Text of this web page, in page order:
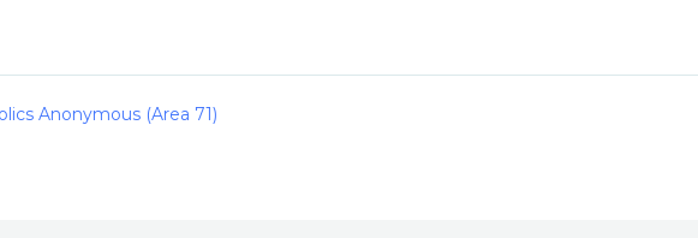
Anonymous (Area 71)